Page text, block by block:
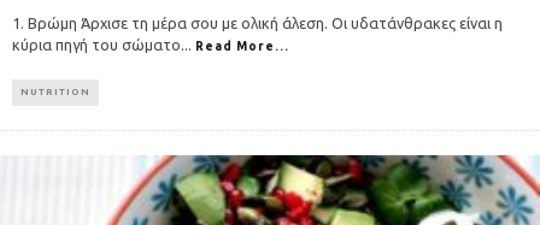
1. Βρώμη Άρχισε τη μέρα σου με ολική άλεση. Οι υδατάνθρακες είναι η
κύρια πηγή του σώματο
Read More...
NUTRITION